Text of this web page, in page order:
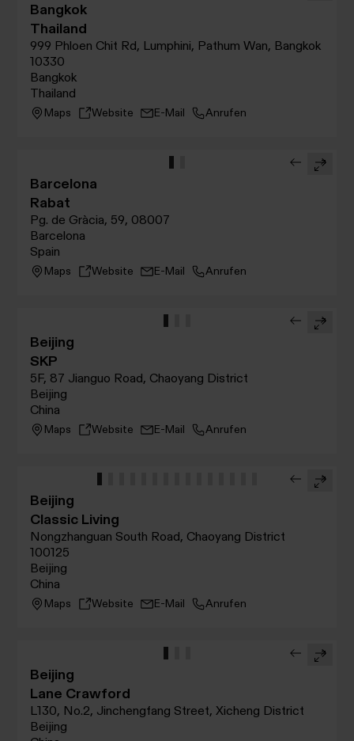
Bangkok
Thailand
999 Phloen Chit Rd, Lumphini, Pathum Wan, Bangkok
10330
Bangkok
Thailand
Maps Website E-Mail Anrufen
Barcelona
Rabat
Pg. de Gràcia, 59, 08007
Barcelona
Spain
Maps Website E-Mail Anrufen
Beijing
SKP
5F, 87 Jianguo Road, Chaoyang District
Beijing
China
Maps Website E-Mail Anrufen
Beijing
Classic Living
Nongzhanguan South Road, Chaoyang District
100125
Beijing
China
Maps Website E-Mail Anrufen
Beijing
Lane Crawford
L130, No.2, Jinchengfang Street, Xicheng District
Beijing